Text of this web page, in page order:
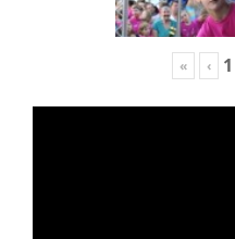
« ‹ 1